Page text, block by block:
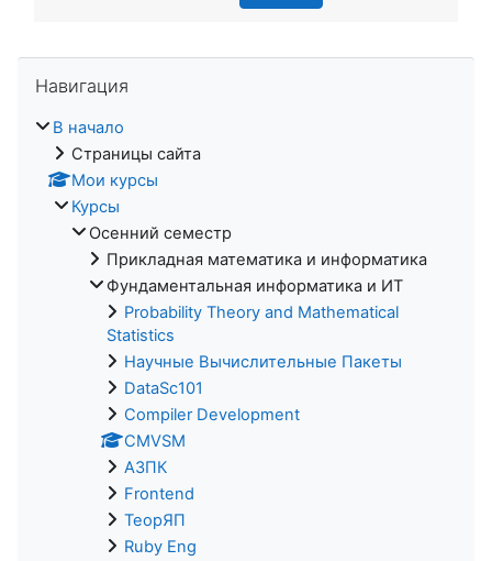
Навигация
В начало
Страницы сайта
Мои курсы
Курсы
Осенний семестр
Прикладная математика и информатика
Фундаментальная информатика и ИТ
Probability Theory and Mathematical
Statistics
Научные Вычислительные Пакеты
DataSc101
Compiler Development
CMVSM
АЗПК
Frontend
ТеорЯП
Ruby Eng